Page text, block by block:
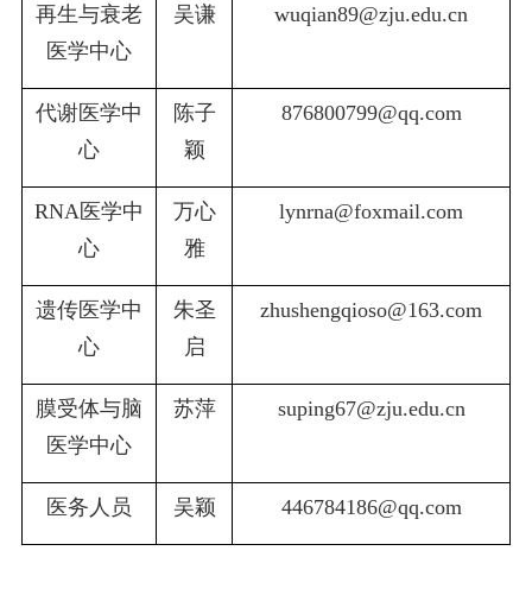
再生与衰老
医学中心
吴谦 wuqian89@zju.edu.cn
代谢医学中
心
陈子
颖
876800799@qq.com
RNA 医学中
心
万心
雅
lynrna@foxmail.com
遗传医学中
心
朱圣
启
zhushengqioso@163.com
膜受体与脑
医学中心
苏萍 suping67@zju.edu.cn
医务人员 吴颖 446784186@qq.com